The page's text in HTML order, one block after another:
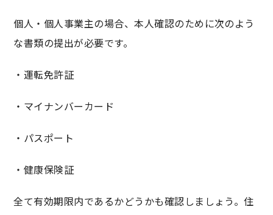
個人・個人事業主の場合、本人確認のために次のよう
な書類の提出が必要です。
・運転免許証
・マイナンバーカード
・パスポート
・健康保険証
全て有効期限内であるかどうかも確認しましょう。住